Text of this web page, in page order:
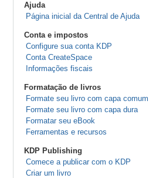
Ajuda
Página inicial da Central de Ajuda
Conta e impostos
Configure sua conta KDP
Conta CreateSpace
Informações fiscais
Formatação de livros
Formate seu livro com capa comum
Formate seu livro com capa dura
Formatar seu eBook
Ferramentas e recursos
KDP Publishing
Comece a publicar com o KDP
Criar um livro